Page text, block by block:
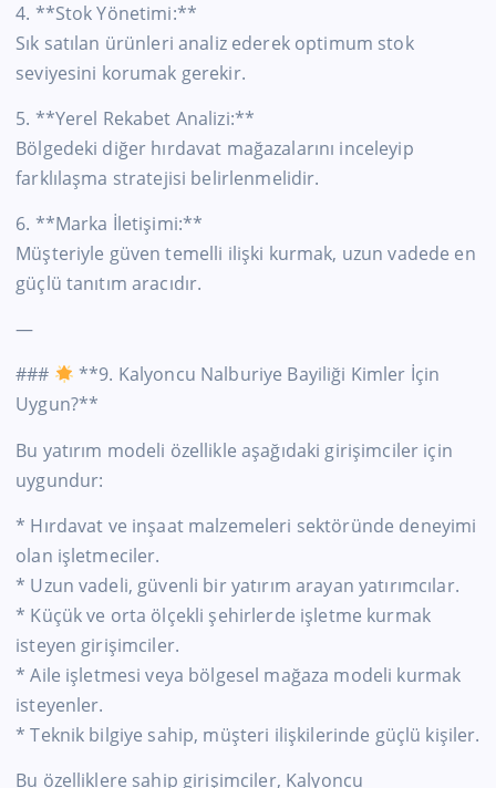
4. **Stok Yönetimi:**
Sık satılan ürünleri analiz ederek optimum stok
seviyesini korumak gerekir.
5. **Yerel Rekabet Analizi:**
Bölgedeki diğer hırdavat mağazalarını inceleyip
farklılaşma stratejisi belirlenmelidir.
6. **Marka İletişimi:**
Müşteriyle güven temelli ilişki kurmak, uzun vadede en
güçlü tanıtım aracıdır.
—
###
**9. Kalyoncu Nalburiye Bayiliği Kimler İçin
Uygun?**
Bu yatırım modeli özellikle aşağıdaki girişimciler için
uygundur:
* Hırdavat ve inşaat malzemeleri sektöründe deneyimi
olan işletmeciler.
* Uzun vadeli, güvenli bir yatırım arayan yatırımcılar.
* Küçük ve orta ölçekli şehirlerde işletme kurmak
isteyen girişimciler.
* Aile işletmesi veya bölgesel mağaza modeli kurmak
isteyenler.
* Teknik bilgiye sahip, müşteri ilişkilerinde güçlü kişiler.
Bu özelliklere sahip girişimciler, Kalyoncu